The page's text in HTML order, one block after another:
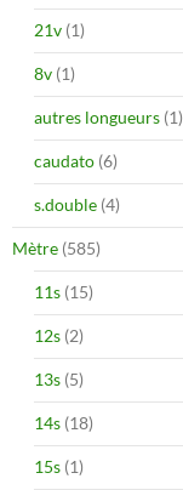
21v (1)
8v (1)
autres longueurs (1)
caudato (6)
s.double (4)
Mètre (585)
11s (15)
12s (2)
13s (5)
14s (18)
15s (1)